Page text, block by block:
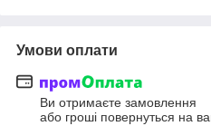
Умови оплати
Ви отримаєте замовлення
або гроші повернуться на